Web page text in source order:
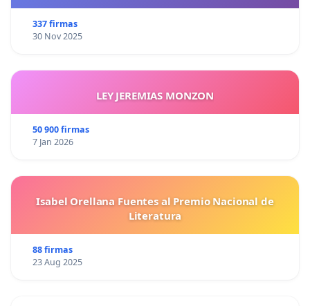
337 firmas
30 Nov 2025
LEY JEREMIAS MONZON
50 900 firmas
7 Jan 2026
Isabel Orellana Fuentes al Premio Nacional de
Literatura
88 firmas
23 Aug 2025